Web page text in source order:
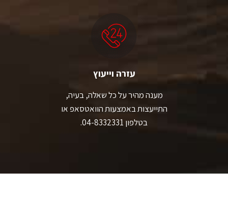
עזרה וייעוץ
מענה מהיר על כל שאלה, בעיה,
התייעצות באמצעות הוואטסאפ או
בטלפון 04-8332331.